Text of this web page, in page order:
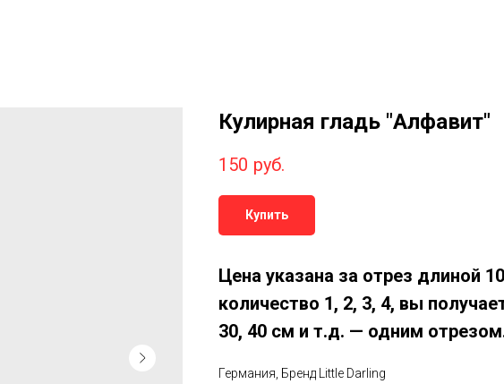
Кулирная гладь "Алфавит"
150 руб.
Купить
Цена указана за отрез длиной
количество 1, 2, 3, 4, вы
30, 40 см и т.д. — одним
Германия, Бренд Little Darling